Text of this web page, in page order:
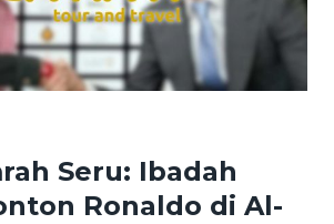
Seru: Ibadah
Ronaldo di Al-